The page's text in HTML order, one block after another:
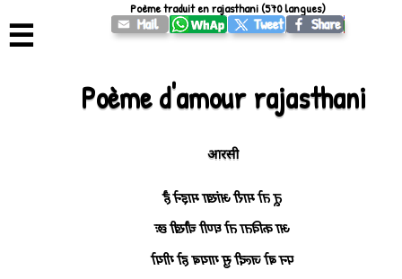
☰
Poème d'amour rajasthani
आरसी
तू तो मारी आंखा माइने है
आ कविता तो घणी चौखी छः
पन बो जल्दी सु गायब हो गीयो
Poème traduit en rajasthani (570 langues)